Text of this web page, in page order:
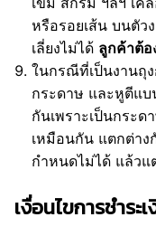
หรือรอยเส้น บนตัว
เลี่ยงไม่ได้ ลูกค้าต้อ
ในกรณีที่เป็นงานถุ
กระดาษ และหูตีแ
กันเพราะเป็นกระ
เหมือนกัน แตกต่าง
กำหนดไม่ได้ แล้วแ
เงื่อนไขการชำระ